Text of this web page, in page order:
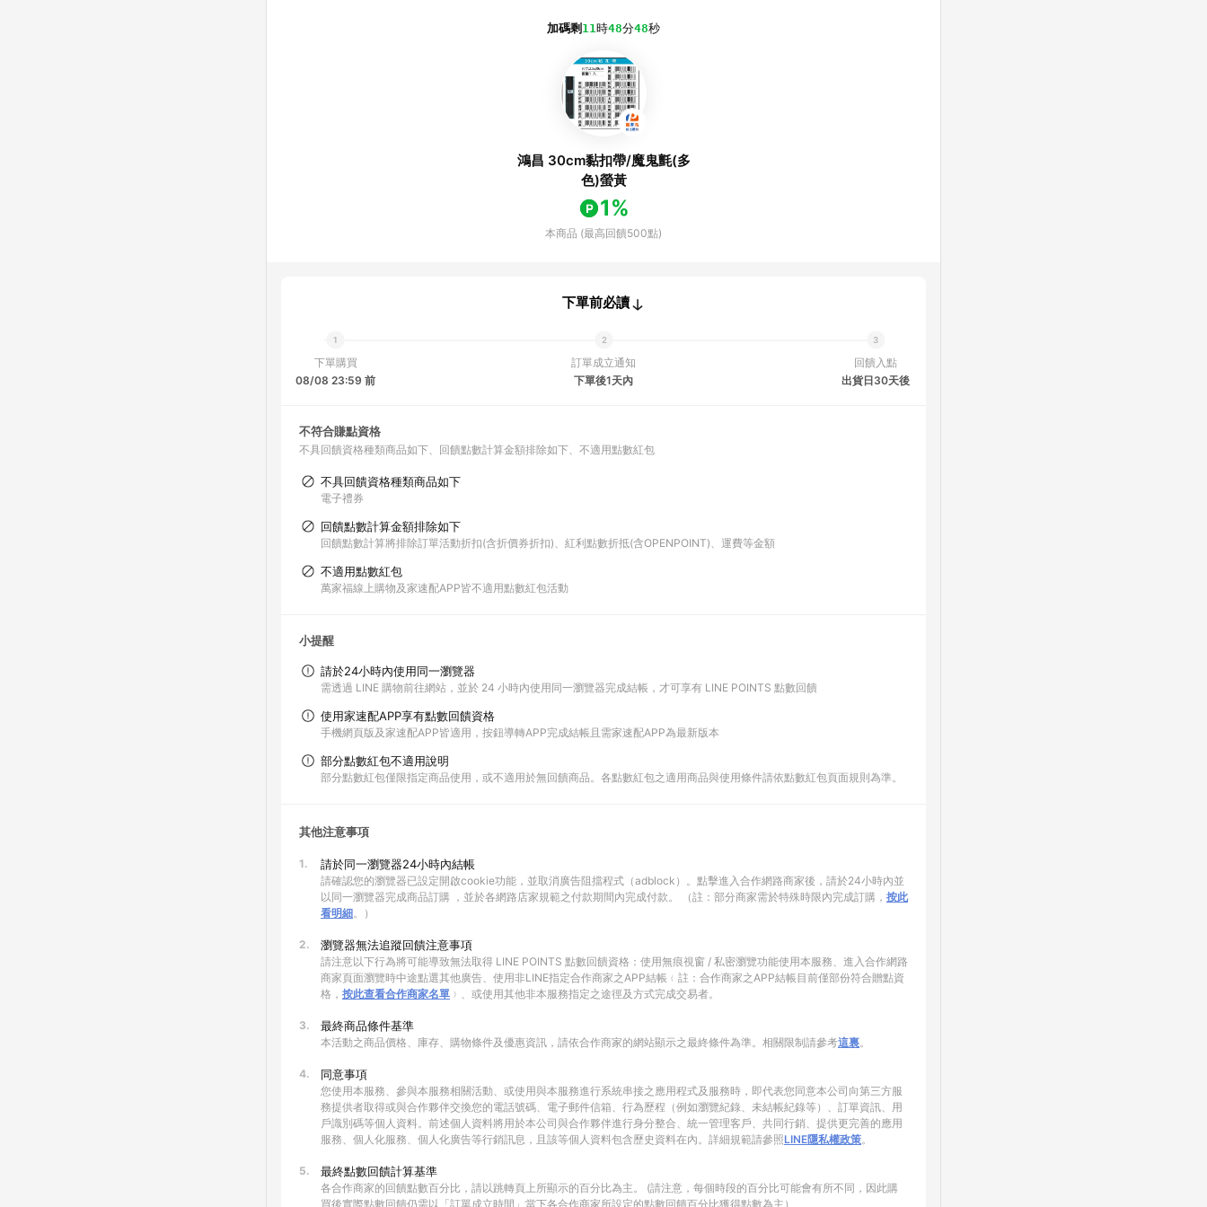
加碼剩 11時48分48秒
鴻昌 30cm黏扣帶/魔鬼氈(多
色)螢黃
1%
本商品 (最高回饋500點)
下單前必讀
下單購買
08/08 23:59 前
訂單成立通知
下單後1天內
回饋入點
出貨日30天後
不符合賺點資格
不具回饋資格種類商品如下 回饋點數計算金額排除如下 不適用點數紅包
不具回饋資格種類商品如下
電子禮券
回饋點數計算金額排除如下
回饋點數計算將排除訂單活動折扣(含折價券折扣)、紅利點數折抵(含OPENPOINT)、運費等金額
不適用點數紅包
萬家福線上購物及家速配APP皆不適用點數紅包活動
小提醒
請於24小時內使用同一瀏覽器
需透過 LINE 購物前往網站，並於 24 小時內使用同一瀏覽器完成結帳，才可享有 LINE POINTS 點數回饋
使用家速配APP享有點數回饋資格
手機網頁版及家速配APP皆適用，按鈕導轉APP完成結帳且需家速配APP為最新版本
部分點數紅包不適用說明
部分點數紅包僅限指定商品使用，或不適用於無回饋商品。各點數紅包之適用商品與使用條件請依點數紅包頁面規則為準。
其他注意事項
1. 請於同一瀏覽器24小時內結帳
請確認您的瀏覽器已設定開啟cookie功能，並取消廣告阻擋程式（adblock）。點擊進入合作網路商家後，請於24小時內並
以同一瀏覽器完成商品訂購 ，並於各網路店家規範之付款期間內完成付款。 （註：部分商家需於特殊時限內完成訂購， 按此
看明細。）
2. 瀏覽器無法追蹤回饋注意事項
請注意以下行為將可能導致無法取得 LINE POINTS 點數回饋資格：使用無痕視窗 / 私密瀏覽功能使用本服務、進入合作網路
商家頁面瀏覽時中途點選其他廣告、使用非LINE指定合作商家之APP結帳﹙註：合作商家之APP結帳目前僅部份符合贈點資
格， 按此查看合作商家名單 ﹚、或使用其他非本服務指定之途徑及方式完成交易者。
3. 最終商品條件基準
本活動之商品價格、庫存、購物條件及優惠資訊，請依合作商家的網站顯示之最終條件為準。相關限制請參考這裏。
4. 同意事項
您使用本服務、參與本服務相關活動、或使用與本服務進行系統串接之應用程式及服務時，即代表您同意本公司向第三方服
務提供者取得或與合作夥伴交換您的電話號碼、電子郵件信箱、行為歷程（例如瀏覽紀錄、未結帳紀錄等）、訂單資訊、用
戶識別碼等個人資料。前述個人資料將用於本公司與合作夥伴進行身分整合、統一管理客戶、共同行銷、提供更完善的應用
服務、個人化服務、個人化廣告等行銷訊息，且該等個人資料包含歷史資料在內。詳細規範請參照LINE隱私權政策。
5. 最終點數回饋計算基準
各合作商家的回饋點數百分比，請以跳轉頁上所顯示的百分比為主。 (請注意，每個時段的百分比可能會有所不同，因此購
買後實際點數回饋仍需以「訂單成立時間」當下各合作商家所設定的點數回饋百分比獲得點數為主）